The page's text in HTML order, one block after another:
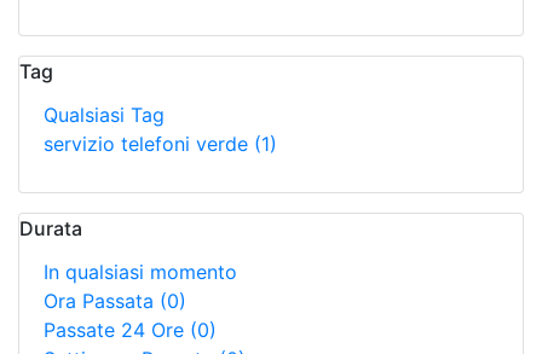
Tag
Qualsiasi Tag
servizio telefoni verde (1)
Durata
In qualsiasi momento
Ora Passata (0)
Passate 24 Ore (0)